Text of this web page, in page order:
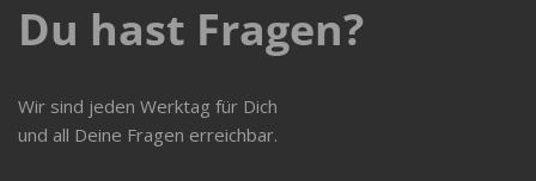
Du hast Fragen?
Wir sind jeden Werktag für Dich
und all Deine Fragen erreichbar.